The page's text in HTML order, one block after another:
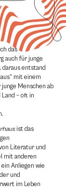
das
auch für junge
daraus entstand
mit einem
Menschen ab
– oft in
ist das
Literatur und
mit anderen
Anliegen wie
und
im Leben